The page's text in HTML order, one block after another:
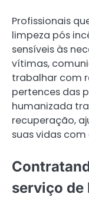
Profissionais
limpeza pós
sensíveis às
vítimas,
trabalhar com
pertences das
humanizada
recuperação,
suas vidas
serviço de